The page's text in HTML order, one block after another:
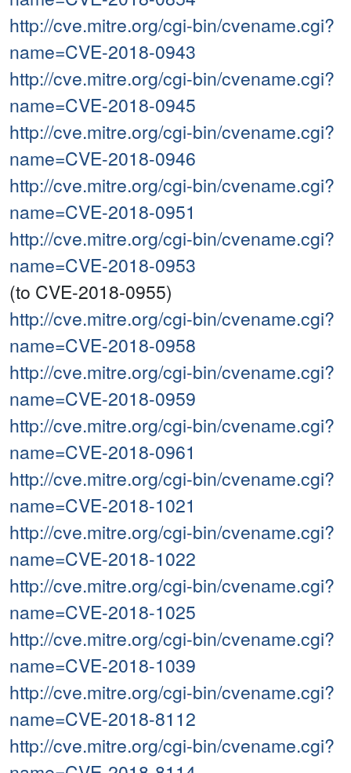
http://cve.mitre.org/cgi-bin/cvename.cgi?
name=CVE-2018-0943
http://cve.mitre.org/cgi-bin/cvename.cgi?
name=CVE-2018-0945
http://cve.mitre.org/cgi-bin/cvename.cgi?
name=CVE-2018-0946
http://cve.mitre.org/cgi-bin/cvename.cgi?
name=CVE-2018-0951
http://cve.mitre.org/cgi-bin/cvename.cgi?
name=CVE-2018-0953
(to CVE-2018-0955)
http://cve.mitre.org/cgi-bin/cvename.cgi?
name=CVE-2018-0958
http://cve.mitre.org/cgi-bin/cvename.cgi?
name=CVE-2018-0959
http://cve.mitre.org/cgi-bin/cvename.cgi?
name=CVE-2018-0961
http://cve.mitre.org/cgi-bin/cvename.cgi?
name=CVE-2018-1021
http://cve.mitre.org/cgi-bin/cvename.cgi?
name=CVE-2018-1022
http://cve.mitre.org/cgi-bin/cvename.cgi?
name=CVE-2018-1025
http://cve.mitre.org/cgi-bin/cvename.cgi?
name=CVE-2018-1039
http://cve.mitre.org/cgi-bin/cvename.cgi?
name=CVE-2018-8112
http://cve.mitre.org/cgi-bin/cvename.cgi?